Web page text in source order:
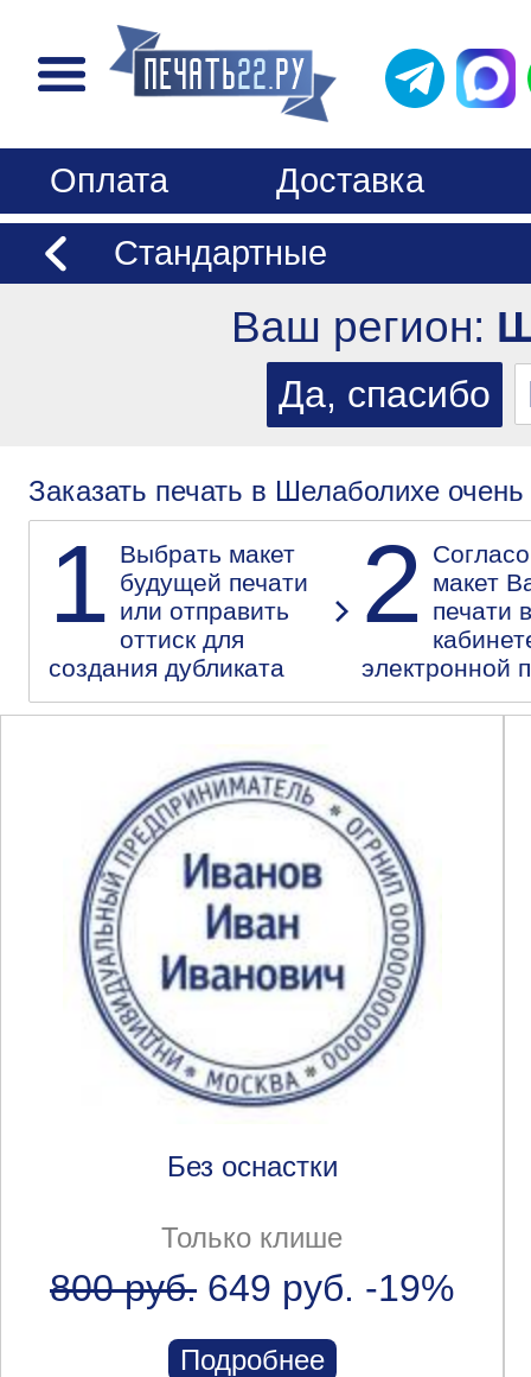
Оплата
Доставка
Стандартные
Ваш регион:
Заказать печать в Шелаболихе очень
1 Выбрать макет
будущей печати
или отправить
оттиск для
создания дубликата
2
макет
печати
электронной
Без оснастки
Только клише
800 руб. 649 руб. -19%
Подробнее